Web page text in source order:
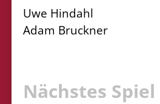
Uwe Hindahl
Adam Bruckner
Nächstes Spiel